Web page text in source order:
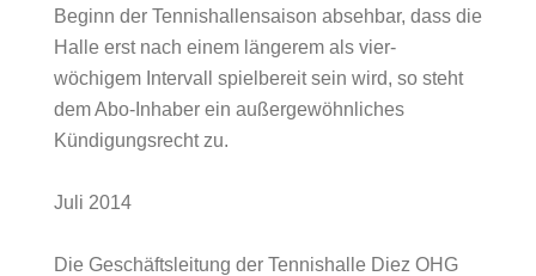
Beginn der Tennishallensaison absehbar, dass die
Halle erst nach einem längerem als vier-
wöchigem Intervall spielbereit sein wird, so steht
dem Abo-Inhaber ein außergewöhnliches
Kündigungsrecht zu.
Juli 2014
Die Geschäftsleitung der Tennishalle Diez OHG